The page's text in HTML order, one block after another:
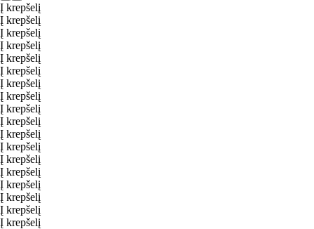
Į krepšelį
Į krepšelį
Į krepšelį
Į krepšelį
Į krepšelį
Į krepšelį
Į krepšelį
Į krepšelį
Į krepšelį
Į krepšelį
Į krepšelį
Į krepšelį
Į krepšelį
Į krepšelį
Į krepšelį
Į krepšelį
Į krepšelį
Į krepšelį